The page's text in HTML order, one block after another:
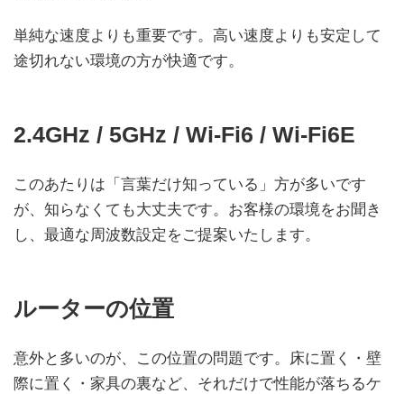
単純な速度よりも重要です。高い速度よりも安定して
途切れない環境の方が快適です。
2.4GHz / 5GHz / Wi-Fi6 / Wi-Fi6E
このあたりは「言葉だけ知っている」方が多いです
が、知らなくても大丈夫です。お客様の環境をお聞き
し、最適な周波数設定をご提案いたします。
ルーターの位置
意外と多いのが、この位置の問題です。床に置く・壁
際に置く・家具の裏など、それだけで性能が落ちるケ